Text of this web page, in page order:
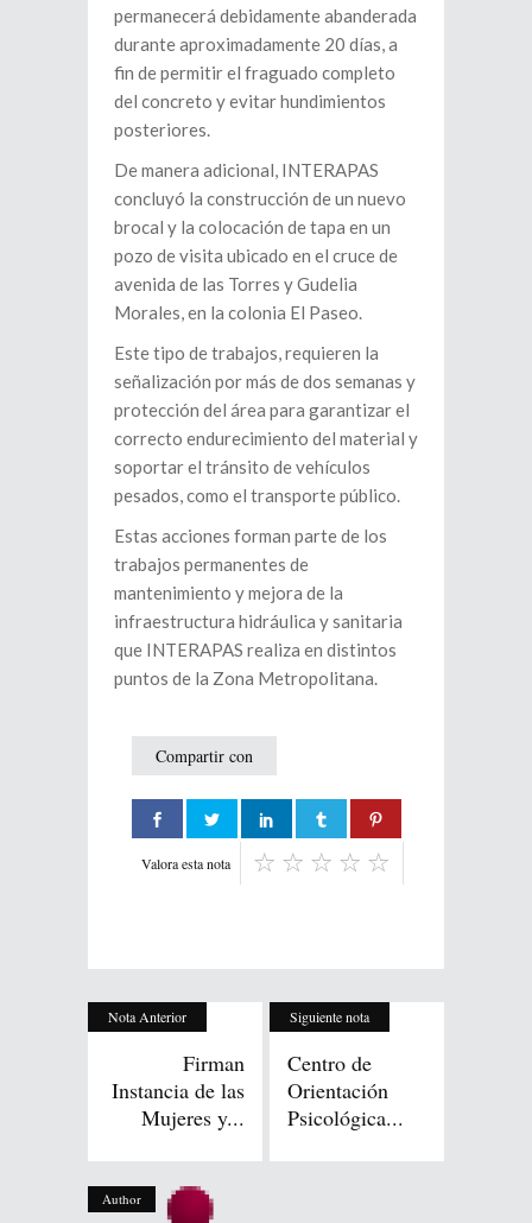
permanecerá debidamente abanderada
durante aproximadamente 20 días, a
fin de permitir el fraguado completo
del concreto y evitar hundimientos
posteriores.
De manera adicional, INTERAPAS
concluyó la construcción de un nuevo
brocal y la colocación de tapa en un
pozo de visita ubicado en el cruce de
avenida de las Torres y Gudelia
Morales, en la colonia El Paseo.
Este tipo de trabajos, requieren la
señalización por más de dos semanas y
protección del área para garantizar el
correcto endurecimiento del material y
soportar el tránsito de vehículos
pesados, como el transporte público.
Estas acciones forman parte de los
trabajos permanentes de
mantenimiento y mejora de la
infraestructura hidráulica y sanitaria
que INTERAPAS realiza en distintos
puntos de la Zona Metropolitana.
Compartir con
Valora esta nota
Nota Anterior
Firman
Instancia de las
Mujeres y...
Siguiente nota
Centro de
Orientación
Psicológica...
Author